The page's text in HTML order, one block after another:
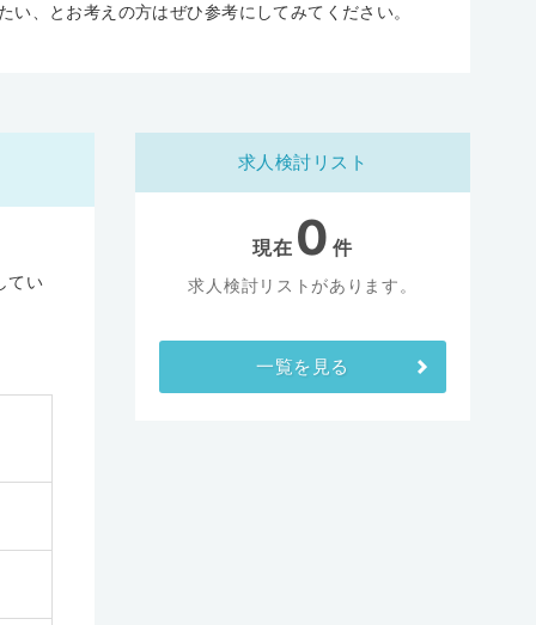
、とお考えの方はぜひ参考にしてみてください。
てい
求人検討リスト
現在 0 件
求人検討リストがあります。
一覧を見る